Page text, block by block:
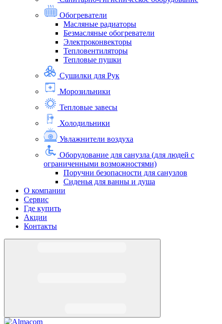
Обогреватели
Масляные радиаторы
Безмасляные обогреватели
Электроконвекторы
Тепловентиляторы
Тепловые пушки
Сушилки для Рук
Морозильники
Тепловые завесы
Холодильники
Увлажнители воздуха
Оборудование для санузла (для людей с
ограниченными возможностями)
Поручни безопасности для санузлов
Сиденья для ванны и душа
О компании
Сервис
Где купить
Акции
Контакты